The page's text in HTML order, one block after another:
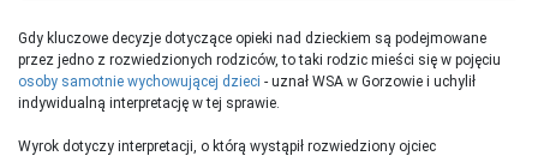
Gdy kluczowe decyzje dotyczące opieki nad dzieckiem są podejmowane
przez jedno z rozwiedzionych rodziców, to taki rodzic mieści się w pojęciu
osoby samotnie wychowującej dzieci - uznał WSA w Gorzowie i uchylił
indywidualną interpretację w tej sprawie.
Wyrok dotyczy interpretacji, o którą wystąpił rozwiedziony ojciec